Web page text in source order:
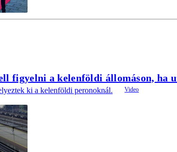
figyelni a kelenföldi állomáson, ha
ki a kelenföldi peronoknál.